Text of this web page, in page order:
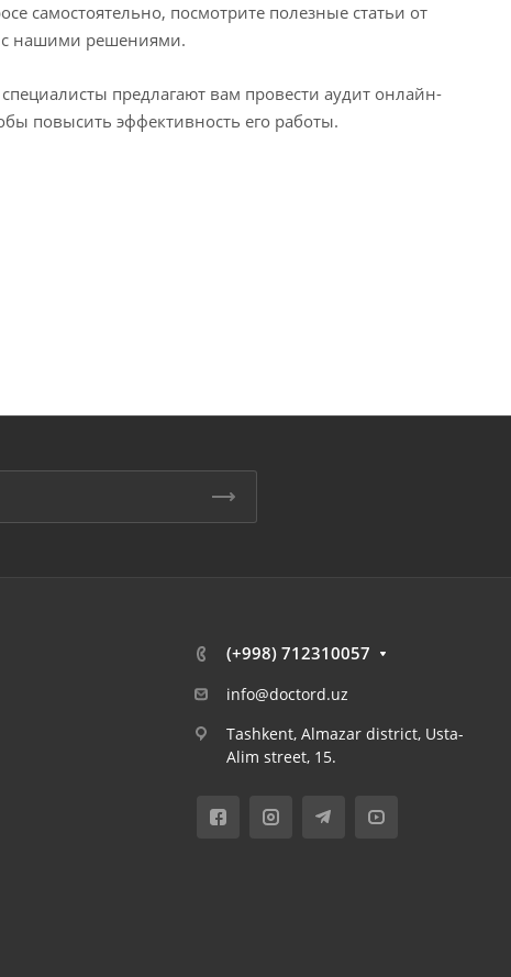
самостоятельно, посмотрите полезные статьи от
с нашими решениями.
предлагают вам провести аудит онлайн-
повысить эффективность его работы.
(+998) 712310057
info@doctord.uz
Tashkent, Almazar district, Usta-
Alim street, 15.